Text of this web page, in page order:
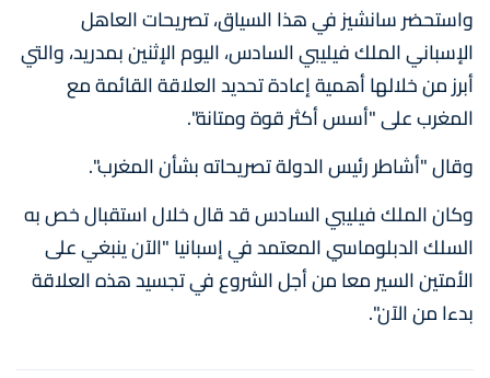
واستحضر سانشيز في هذا السياق، تصريحات العاهل
الإسباني الملك فيليبي السادس، اليوم الإثنين بمدريد، والتي
أبرز من خلالها أهمية إعادة تحديد العلاقة القائمة مع
المغرب على "أسس أكثر قوة ومتانة".
وقال "أشاطر رئيس الدولة تصريحاته بشأن المغرب".
وكان الملك فيليبي السادس قد قال خلال استقبال خص به
السلك الدبلوماسي المعتمد في إسبانيا "الآن ينبغي على
الأمتين السير معا من أجل الشروع في تجسيد هذه العلاقة
بدءا من الآن".